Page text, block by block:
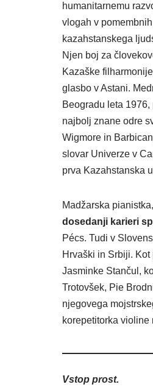
humanitarnemu
vlogah v
kazahstanskega
Njen boj za
Kazaške
glasbo v Astani.
Beogradu leta
najbolj znane odre
Wigmore in
slovar Univerze v
prva Kazahstanska
Madžarska
dosedanji karieri
Pécs. Tudi v
Hrvaški in Srbiji.
Jasminke Stančul,
Trotovšek, Pie
njegovega
korepetitorka
Vstop prost.